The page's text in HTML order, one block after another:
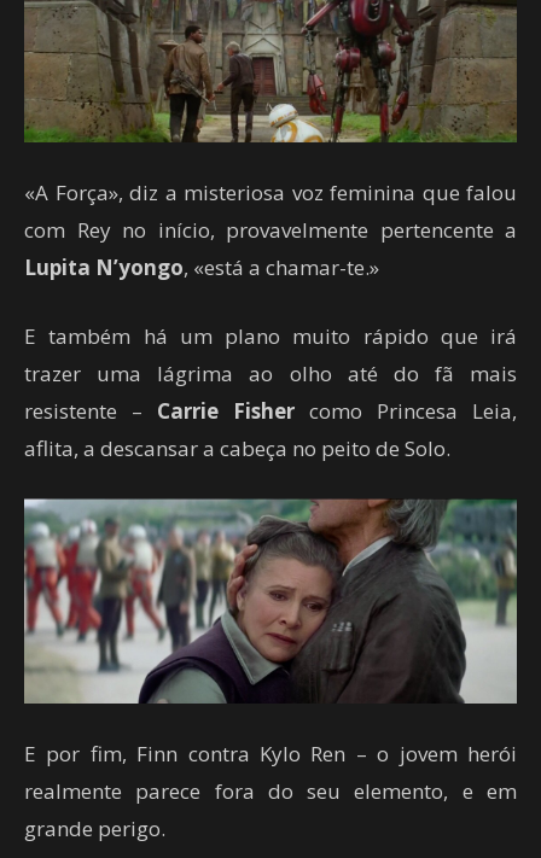
«A Força», diz a misteriosa voz feminina que falou
com Rey no início, provavelmente pertencente a
Lupita N’yongo, «está a chamar-te.»
E também há um plano muito rápido que irá
trazer uma lágrima ao olho até do fã mais
resistente – Carrie Fisher como Princesa Leia,
aflita, a descansar a cabeça no peito de Solo.
E por fim, Finn contra Kylo Ren – o jovem herói
realmente parece fora do seu elemento, e em
grande perigo.